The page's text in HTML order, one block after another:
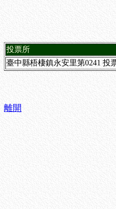
投票所
臺中縣梧棲鎮永安里第0241 投
離開